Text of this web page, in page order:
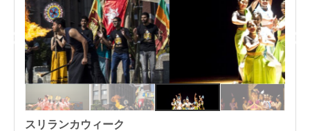
スリランカウィーク